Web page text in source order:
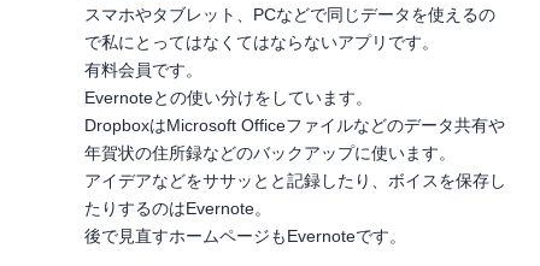
スマホやタブレット、PCなどで同じデータを使えるの
で私にとってはなくてはならないアプリです。
有料会員です。
Evernoteとの使い分けをしています。
DropboxはMicrosoft Officeファイルなどのデータ共有や
年賀状の住所録などのバックアップに使います。
アイデアなどをササッとと記録したり、ボイスを保存し
たりするのはEvernote。
後で見直すホームページもEvernoteです。